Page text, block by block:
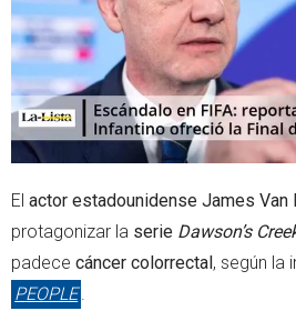
p
El actor estadounidense James Van
protagonizar la serie Dawson’s
padece cáncer colorrectal , según la
PEOPLE .